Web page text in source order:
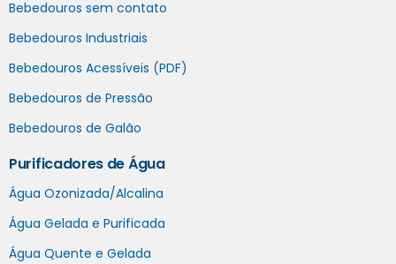
Bebedouros sem contato
Bebedouros Industriais
Bebedouros Acessíveis (PDF)
Bebedouros de Pressão
Bebedouros de Galão
Purificadores de Água
Água Ozonizada/Alcalina
Água Gelada e Purificada
Água Quente e Gelada